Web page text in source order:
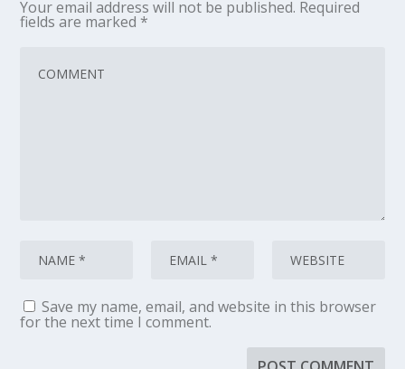
Your email address will not be published. Required
fields are marked *
Save my name, email, and website in this browser
for the next time I comment.